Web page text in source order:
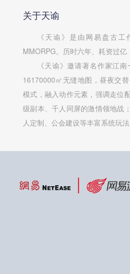
关于天谕
《天谕》是由网易盘古
MMORPG。历时六年、耗资过亿
《天谕》邀请著名作家江
16170000㎡无缝地图，昼夜交
模式，融入动作元素，强调走位
级副本、千人同屏的激情领地战
人定制、公会建设等丰富系统玩